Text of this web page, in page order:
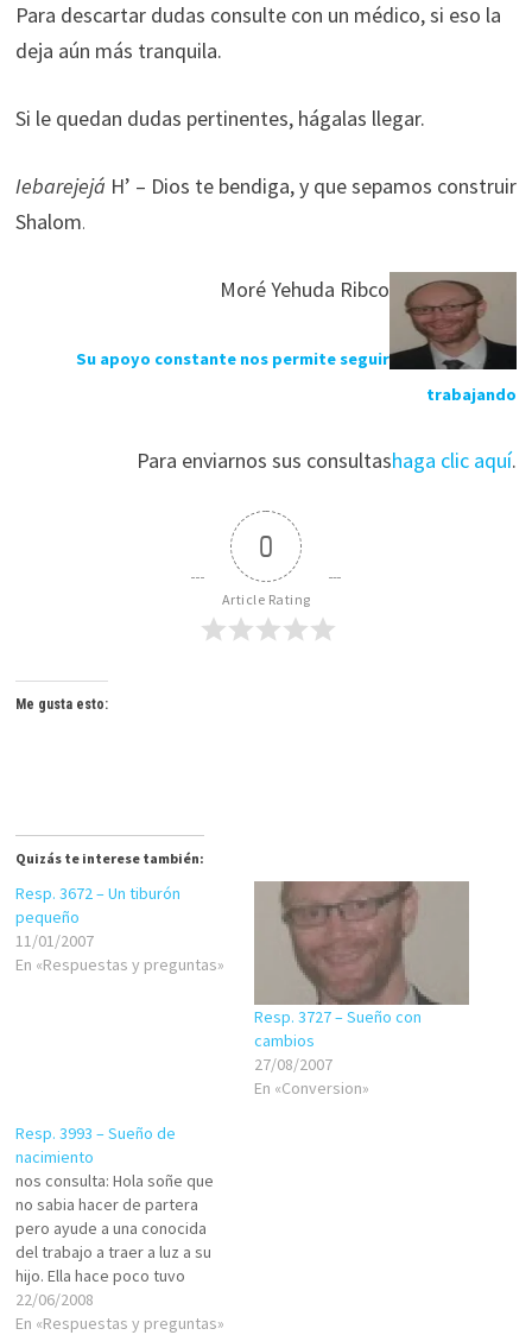
Para descartar dudas consulte con un médico, si eso la
deja aún más tranquila.
Si le quedan dudas pertinentes, hágalas llegar.
Iebarejejá H’ – Dios te bendiga, y que sepamos construir
Shalom.
Moré Yehuda Ribco
Su apoyo constante nos permite seguir
trabajando
Para enviarnos sus consultashaga clic aquí.
0
Article Rating
Me gusta esto:
Quizás te interese también:
Resp. 3672 – Un tiburón
pequeño
11/01/2007
En «Respuestas y preguntas»
Resp. 3727 – Sueño con
cambios
27/08/2007
En «Conversion»
Resp. 3993 – Sueño de
nacimiento
nos consulta: Hola soñe que
no sabia hacer de partera
pero ayude a una conocida
del trabajo a traer a luz a su
hijo. Ella hace poco tuvo
familia en la realidad. TAmbien
sueño mucho con arañas que
22/06/2008
En «Respuestas y preguntas»